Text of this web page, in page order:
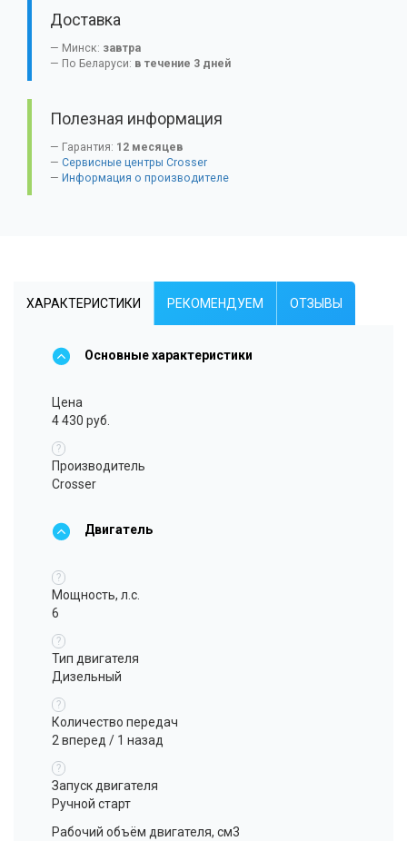
Доставка
Минск: завтра
По Беларуси: в течение 3 дней
Полезная информация
Гарантия: 12 месяцев
Сервисные центры Crosser
Информация о производителе
ХАРАКТЕРИСТИКИ РЕКОМЕНДУЕМ ОТЗЫВЫ
Основные характеристики
Цена
4 430 руб.
?
Производитель
Crosser
Двигатель
?
Мощность, л.с.
6
?
Тип двигателя
Дизельный
?
Количество передач
2 вперед / 1 назад
?
Запуск двигателя
Ручной старт
Рабочий объём двигателя, см3